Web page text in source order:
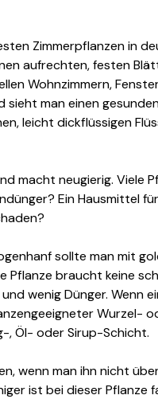
Zimmerpflanzen in
aufrechten, festen
Wohnzimmern,
man einen
leicht dickflüssigen
macht neugierig. Viele
Ein Hausmittel
sollte man mit
Pflanze braucht keine
wenig Dünger. Wenn
Wurzel-
, Öl- oder Sirup-Schicht.
wenn man ihn nicht
ist bei dieser Pflanze